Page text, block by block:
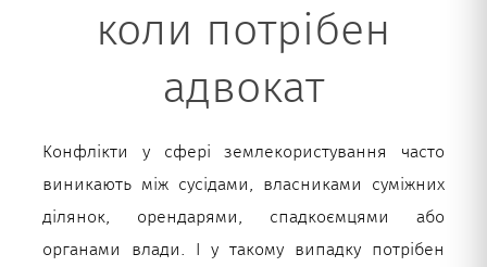
коли потрібен
адвокат
Конфлікти у сфері землекористування часто
виникають між сусідами, власниками суміжних
ділянок, орендарями, спадкоємцями або
органами влади. І у такому випадку потрібен